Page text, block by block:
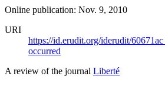
Online publication: Nov. 9, 2010
URI
https://id.erudit.org/iderudit/60671ac
occurred
A review of the journal Liberté